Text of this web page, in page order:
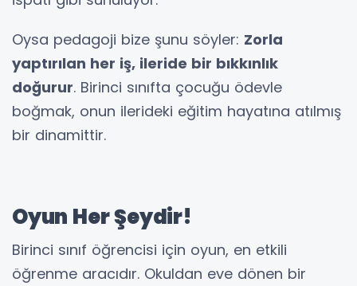
Oysa pedagoji bize şunu söyler: Zorla
yaptırılan her iş, ileride bir bıkkınlık
doğurur. Birinci sınıfta çocuğu ödevle
boğmak, onun ilerideki eğitim hayatına atılmış
bir dinamittir.
Oyun Her Şeydir!
Birinci sınıf öğrencisi için oyun, en etkili
öğrenme aracıdır. Okuldan eve dönen bir